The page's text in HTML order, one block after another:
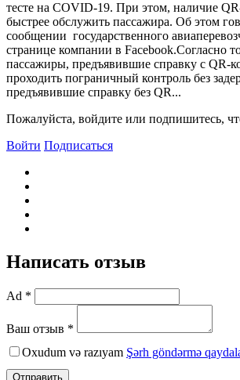
тесте на COVID-19. При этом, наличие
быстрее обслужить пассажира. Об этом
сообщении государственного
странице компании в Facebook.Согласно
пассажиры, предъявившие справку с QR-
проходить пограничный контроль без
предъявившие справку без QR...
Пожалуйста, войдите или подпишитесь,
Войти Подписаться
Написать отзыв
Ad *
Ваш отзыв *
Oxudum və razıyam Şərh göndərmə
Отправить